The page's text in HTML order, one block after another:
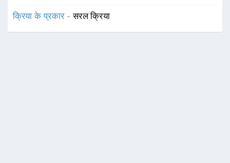
क्रिया के प्रकार -सरल क्रिया